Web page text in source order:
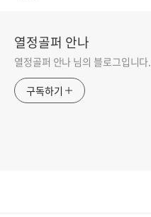
열정골퍼 안나
열정골퍼 안나 님의 블로그입니다.
구독하기